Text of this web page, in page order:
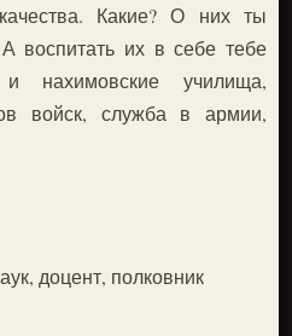
Какие? О них ты
воспитать их в себе тебе
и нахимовские училища,
войск, служба в армии,
доцент, полковник